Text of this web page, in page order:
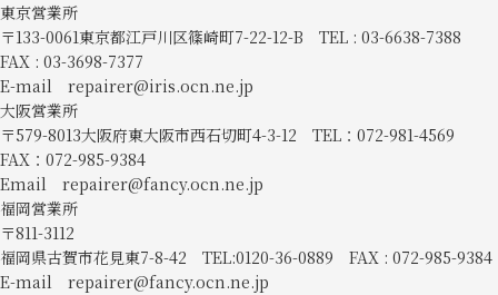
東京営業所
〒133-0061東京都江戸川区篠崎町7-22-12-B TEL : 03-6638-7388
FAX : 03-3698-7377
E-mail repairer@iris.ocn.ne.jp
大阪営業所
〒579-8013大阪府東大阪市西石切町4-3-12 TEL：072-981-4569
FAX：072-985-9384
Email repairer@fancy.ocn.ne.jp
福岡営業所
〒811-3112
福岡県古賀市花見東7-8-42 TEL:0120-36-0889 FAX : 072-985-9384
E-mail repairer@fancy.ocn.ne.jp